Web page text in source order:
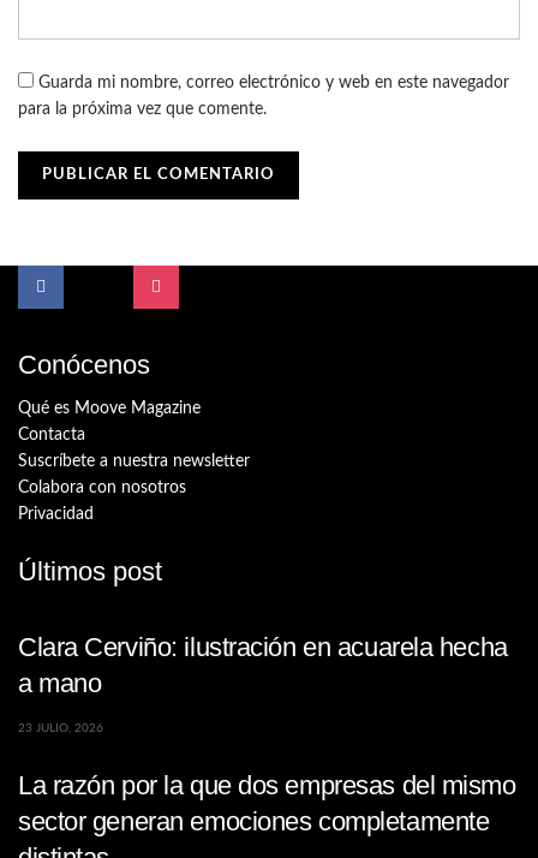
Guarda mi nombre, correo electrónico y web en este navegador
para la próxima vez que comente.
Conócenos
Qué es Moove Magazine
Contacta
Suscríbete a nuestra newsletter
Colabora con nosotros
Privacidad
Últimos post
Clara Cerviño: ilustración en acuarela hecha
a mano
23 JULIO, 2026
La razón por la que dos empresas del mismo
sector generan emociones completamente